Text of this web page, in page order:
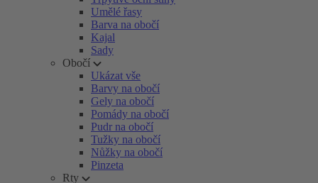
Umělé řasy
Barva na obočí
Kajal
Sady
Obočí
Ukázat vše
Barvy na obočí
Gely na obočí
Pomády na obočí
Pudr na obočí
Tužky na obočí
Nůžky na obočí
Pinzeta
Rty